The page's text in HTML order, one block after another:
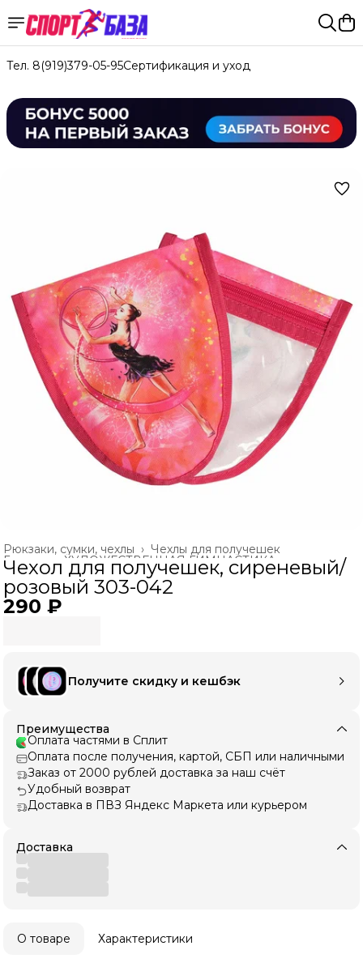
Тел. 8(919)379-05-95Сертификация и уход
Чехлы для получешек
Рюкзаки, сумки, чехлы ›
ХУДОЖЕСТВЕННАЯ ГИМНАСТИКА
Главная ›
Чехол для получешек, сиреневый/
розовый 303-042
290 ₽
Получите скидку и кешбэк
Преимущества
Оплата частями в Сплит
Оплата после получения, картой, СБП или наличными
Заказ от 2000 рублей доставка за наш счёт
Удобный возврат
Доставка в ПВЗ Яндекс Маркета или курьером
Доставка
О товаре Характеристики